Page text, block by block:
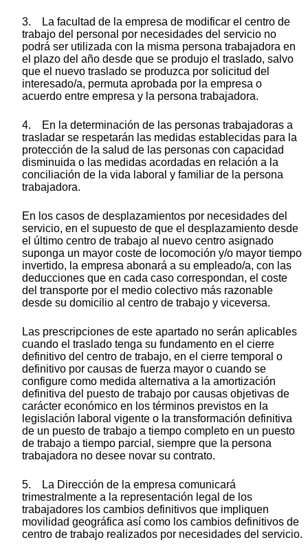
3. La facultad de la empresa de modificar el centro de
trabajo del personal por necesidades del servicio no
podrá ser utilizada con la misma persona trabajadora en
el plazo del año desde que se produjo el traslado, salvo
que el nuevo traslado se produzca por solicitud del
interesado/a, permuta aprobada por la empresa o
acuerdo entre empresa y la persona trabajadora.
4. En la determinación de las personas trabajadoras a
trasladar se respetarán las medidas establecidas para la
protección de la salud de las personas con capacidad
disminuida o las medidas acordadas en relación a la
conciliación de la vida laboral y familiar de la persona
trabajadora.
En los casos de desplazamientos por necesidades del
servicio, en el supuesto de que el desplazamiento desde
el último centro de trabajo al nuevo centro asignado
suponga un mayor coste de locomoción y/o mayor tiempo
invertido, la empresa abonará a su empleado/a, con las
deducciones que en cada caso correspondan, el coste
del transporte por el medio colectivo más razonable
desde su domicilio al centro de trabajo y viceversa.
Las prescripciones de este apartado no serán aplicables
cuando el traslado tenga su fundamento en el cierre
definitivo del centro de trabajo, en el cierre temporal o
definitivo por causas de fuerza mayor o cuando se
configure como medida alternativa a la amortización
definitiva del puesto de trabajo por causas objetivas de
carácter económico en los términos previstos en la
legislación laboral vigente o la transformación definitiva
de un puesto de trabajo a tiempo completo en un puesto
de trabajo a tiempo parcial, siempre que la persona
trabajadora no desee novar su contrato.
5. La Dirección de la empresa comunicará
trimestralmente a la representación legal de los
trabajadores los cambios definitivos que impliquen
movilidad geográfica así como los cambios definitivos de
centro de trabajo realizados por necesidades del servicio.